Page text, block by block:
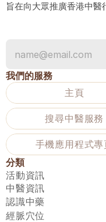
旨在向大眾推廣香港中醫
我們的服務
主頁
搜尋中醫服務
手機應用程式專
分類
活動資訊
中醫資訊
認識中藥
經脈穴位